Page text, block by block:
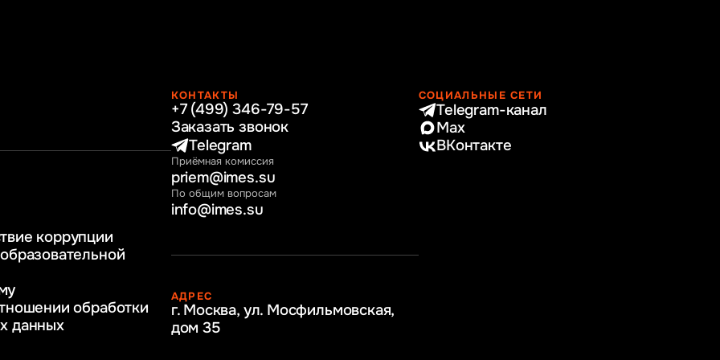
коррупции
обработки
данных
КОНТАКТЫ
+7 (499) 346-79-57
Заказать звонок
Telegram
Приёмная комиссия
priem@imes.su
По общим вопросам
info@imes.su
АДРЕС
г. Москва, ул. Мосфильмовская,
дом 35
СОЦИАЛЬНЫЕ СЕТИ
Telegram-канал
Max
ВКонтакте